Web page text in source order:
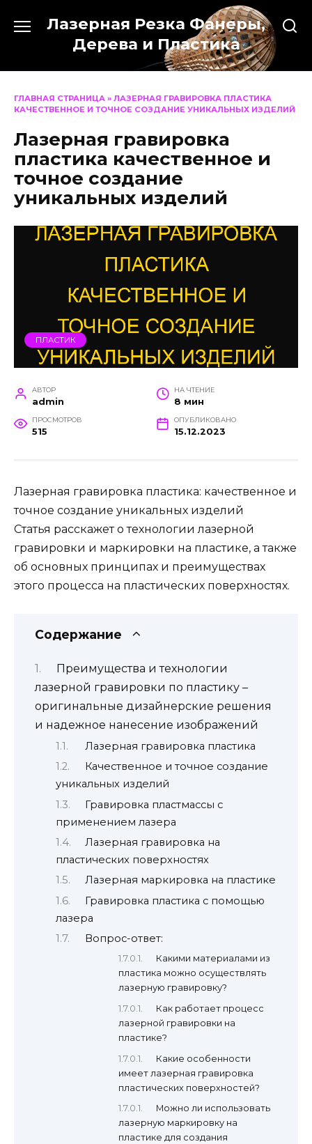
содержанию
Лазерная Резка Фанеры,
Дерева и Пластика
ГЛАВНАЯ СТРАНИЦА » ЛАЗЕРНАЯ ГРАВИРОВКА ПЛАСТИКА
КАЧЕСТВЕННОЕ И ТОЧНОЕ СОЗДАНИЕ УНИКАЛЬНЫХ ИЗДЕЛИЙ
Лазерная гравировка
пластика качественное и
точное создание
уникальных изделий
ПЛАСТИК
АВТОР
admin
НА ЧТЕНИЕ
8 мин
ПРОСМОТРОВ
515
ОПУБЛИКОВАНО
15.12.2023
Лазерная гравировка пластика: качественное и
точное создание уникальных изделий
Статья расскажет о технологии лазерной
гравировки и маркировки на пластике, а также
об основных принципах и преимуществах
этого процесса на пластических поверхностях.
Содержание
Преимущества и технологии
лазерной гравировки по пластику –
оригинальные дизайнерские решения
и надежное нанесение изображений
Лазерная гравировка пластика
Качественное и точное создание
уникальных изделий
Гравировка пластмассы с
применением лазера
Лазерная гравировка на
пластических поверхностях
Лазерная маркировка на пластике
Гравировка пластика с помощью
лазера
Вопрос-ответ:
Какими материалами из
пластика можно осуществлять
лазерную гравировку?
Как работает процесс
лазерной гравировки на
пластике?
Какие особенности
имеет лазерная гравировка
пластических поверхностей?
Можно ли использовать
лазерную маркировку на
пластике для создания